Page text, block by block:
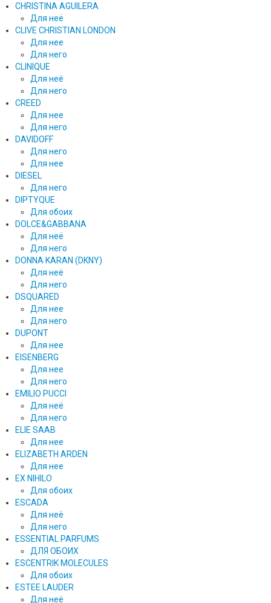
CHRISTINA AGUILERA
Для неё
CLIVE CHRISTIAN LONDON
Для нее
Для него
CLINIQUE
Для неё
Для него
CREED
Для нее
Для него
DAVIDOFF
Для него
Для нее
DIESEL
Для него
DIPTYQUE
Для обоих
DOLCE&GABBANA
Для неё
Для него
DONNA KARAN (DKNY)
Для неё
Для него
DSQUARED
Для нее
Для него
DUPONT
Для нее
EISENBERG
Для нее
Для него
EMILIO PUCCI
Для неё
Для него
ELIE SAAB
Для нее
ELIZABETH ARDEN
Для нее
EX NIHILO
Для обоих
ESCADA
Для неё
Для него
ESSENTIAL PARFUMS
ДЛЯ ОБОИХ
ESCENTRIK MOLECULES
Для обоих
ESTEE LAUDER
Для неё